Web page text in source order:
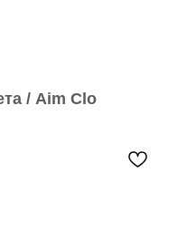
/ Aim Clo